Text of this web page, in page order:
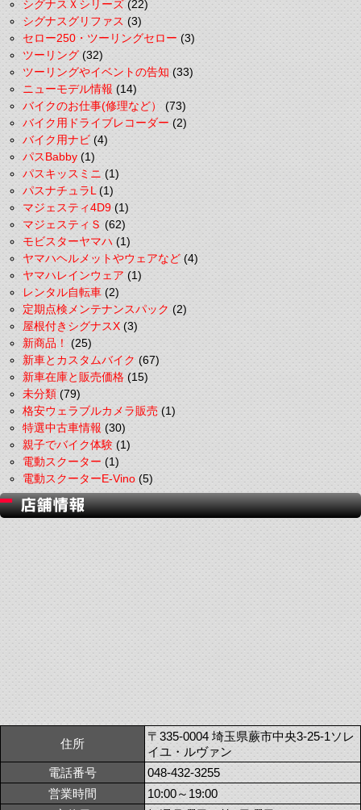
シグナスＸシリーズ(22)
シグナスグリファス(3)
セロー250・ツーリングセロー(3)
ツーリング(32)
ツーリングやイベントの告知(33)
ニューモデル情報(14)
バイクのお仕事(修理など）(73)
バイク用ドライブレコーダー(2)
バイク用ナビ(4)
パスBabby(1)
パスキッスミニ(1)
パスナチュラL(1)
マジェスティ4D9(1)
マジェスティＳ(62)
モビスターヤマハ(1)
ヤマハヘルメットやウェアなど(4)
ヤマハレインウェア(1)
レンタル自転車(2)
定期点検メンテナンスパック(2)
屋根付きシグナスX(3)
新商品！(25)
新車とカスタムバイク(67)
新車在庫と販売価格(15)
未分類(79)
格安ウェラブルカメラ販売(1)
特選中古車情報(30)
親子でバイク体験(1)
電動スクーター(1)
電動スクーターE-Vino(5)
住所
〒335-0004 埼玉県蕨市中央3-25-1ソレ
イユ・ルヴァン
電話番号
048-432-3255
営業時間
10:00～19:00